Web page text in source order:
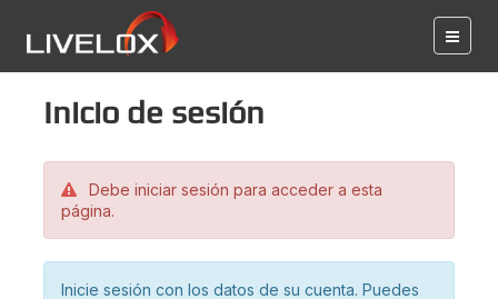
Inicio de sesión
Debe iniciar sesión para acceder a esta
página.
Inicie sesión con los datos de su cuenta. Puedes